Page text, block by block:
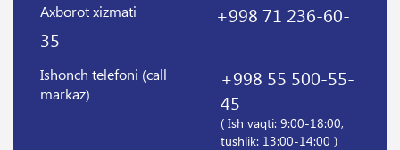
Axborot xizmati
+998 71 236-60-
35
Ishonch telefoni (call
markaz)
+998 55 500-55-
45
( Ish vaqti: 9:00-18:00,
tushlik: 13:00-14:00 )